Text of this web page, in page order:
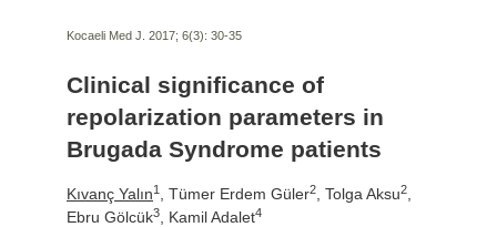
Kocaeli Med J. 2017; 6(3): 30-35
Clinical significance of
repolarization parameters in
Brugada Syndrome patients
Kıvanç Yalın1 , Tümer Erdem Güler2 , Tolga Aksu2
Ebru Gölcük3 , Kamil Adalet4